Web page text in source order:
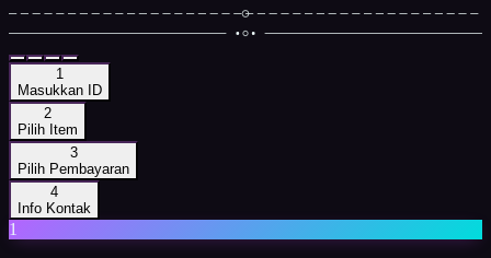
1
Masukkan ID
2
Pilih Item
3
Pilih Pembayaran
4
Info Kontak
1